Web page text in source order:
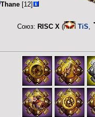
Thane [12]
Союз: RISC X ( TiS,